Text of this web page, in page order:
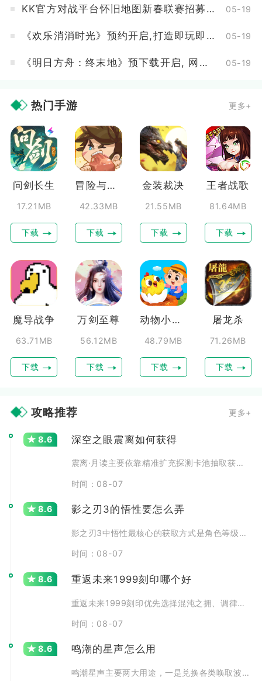
KK官方对战平台怀旧地图新春联赛招募开启,海量赞助等你来报名 05-19
《欢乐消消时光》预约开启,打造即玩即收藏的“多海岛旅行纪录片” 05-19
《明日方舟：终末地》预下载开启, 网易云游戏免下载不占内存 05-19
热门手游 更多+
问剑长生
17.21MB
下载
冒险与召唤
42.33MB
下载
金装裁决
21.55MB
下载
王者战歌
81.64MB
下载
魔导战争
63.71MB
下载
万剑至尊
56.12MB
下载
动物小牧场
48.79MB
下载
屠龙杀
71.26MB
下载
攻略推荐 更多+
8.6 深空之眼震离如何获得
震离·月读主要依靠精准扩充探测卡池抽取获取，同时能够在常
时间：08-07
8.6 影之刃3的悟性要怎么弄
影之刃3中悟性最核心的获取方式是角色等级提升，每提升一级
时间：08-07
8.6 重返未来1999刻印哪个好
重返未来1999刻印优先选择混沌之拥、调律零、逆位之裁三
时间：08-07
8.6 鸣潮的星声怎么用
鸣潮星声主要两大用途，一是兑换各类唤取波纹参与角色与武器